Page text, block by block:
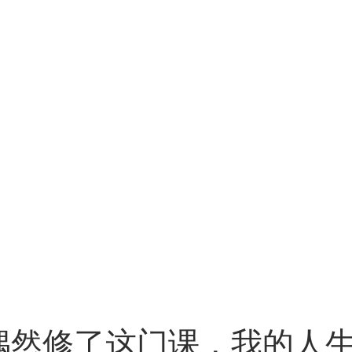
然修了这门课，我的人